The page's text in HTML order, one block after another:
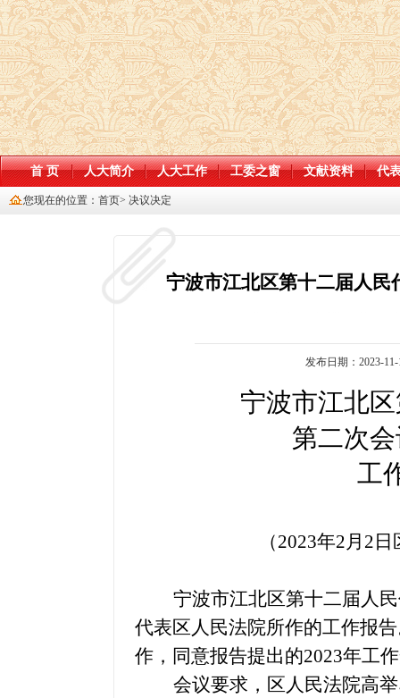
首 页 人大简介 人大工作 工委之窗 文献资料 代
您现在的位置： 首页> 决议决定
宁波市江北区第十二届人
发布日期：2023-
宁波市江北
第二次
工
（2023年2月 2 日
宁波市江北区第十二届人
代表区人民法院所作的工作报
作，同意报告提出的2023年工
会议要求，区人民法院高